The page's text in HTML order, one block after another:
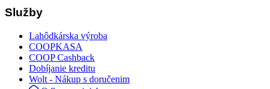
Služby
Lahôdkárska výroba
COOPKASA
COOP Cashback
Dobíjanie kreditu
Wolt - Nákup s doručenim